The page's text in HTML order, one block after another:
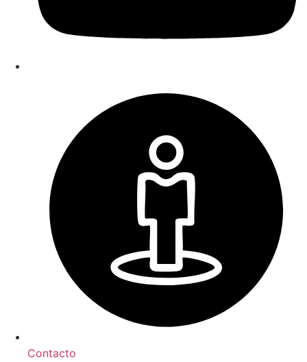
Contacto